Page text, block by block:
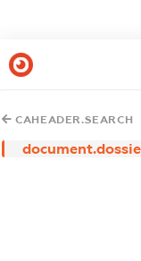
CAHEADER.SEARCH